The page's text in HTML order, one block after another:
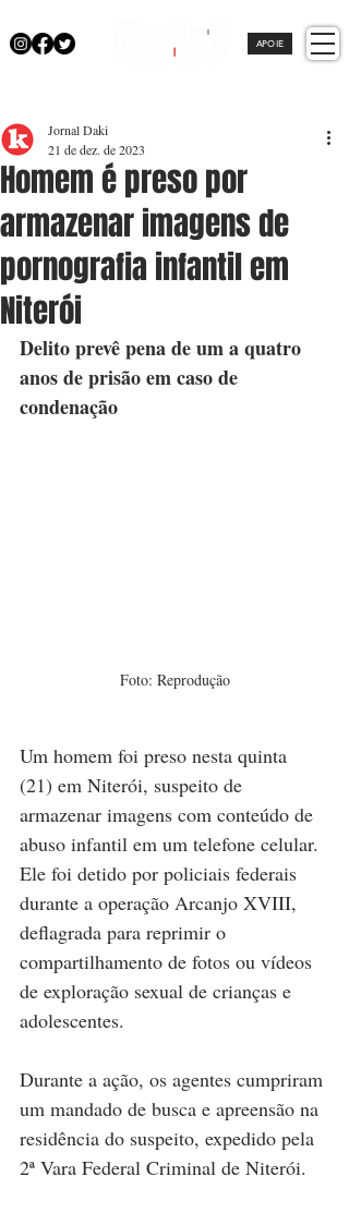
APOIE
Homem é preso por
armazenar imagens de
pornografia infantil em
Niterói
Jornal Daki
21 de dez. de 2023
Delito prevê pena de um a quatro
anos de prisão em caso de
condenação
Foto: Reprodução
Um homem foi preso nesta quinta
(21) em Niterói, suspeito de
armazenar imagens com conteúdo de
abuso infantil em um telefone celular.
Ele foi detido por policiais federais
durante a operação Arcanjo XVIII,
deflagrada para reprimir o
compartilhamento de fotos ou vídeos
de exploração sexual de crianças e
adolescentes.
Durante a ação, os agentes cumpriram
um mandado de busca e apreensão na
residência do suspeito, expedido pela
2ª Vara Federal Criminal de Niterói.